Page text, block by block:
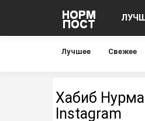
Лучшее Свежее
Хабиб
Instagram